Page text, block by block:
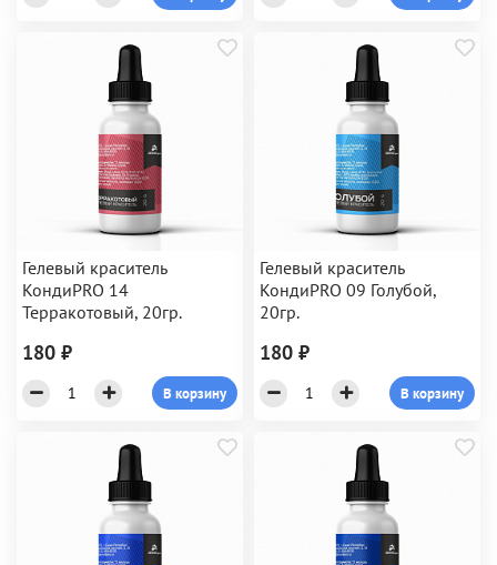
Гелевый краситель
КондиPRO 14
Терракотовый, 20гр.
180 ₽
В корзину
Гелевый краситель
КондиPRO 09 Голубой,
20гр.
180 ₽
В корзину